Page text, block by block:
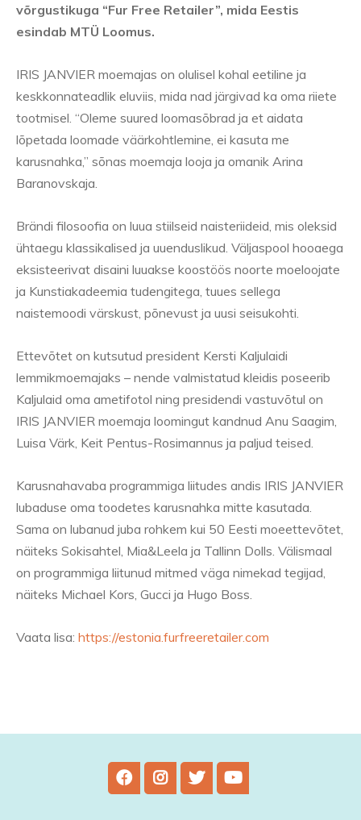
võrgustikuga “Fur Free Retailer”, mida Eestis
esindab MTÜ Loomus.
IRIS JANVIER moemajas on olulisel kohal eetiline ja
keskkonnateadlik eluviis, mida nad järgivad ka oma riiete
tootmisel. “Oleme suured loomasõbrad ja et aidata
lõpetada loomade väärkohtlemine, ei kasuta me
karusnahka,” sõnas moemaja looja ja omanik Arina
Baranovskaja.
Brändi filosoofia on luua stiilseid naisteriideid, mis oleksid
ühtaegu klassikalised ja uuenduslikud. Väljaspool hooaega
eksisteerivat disaini luuakse koostöös noorte moeloojate
ja Kunstiakadeemia tudengitega, tuues sellega
naistemoodi värskust, põnevust ja uusi seisukohti.
Ettevõtet on kutsutud president Kersti Kaljulaidi
lemmikmoemajaks – nende valmistatud kleidis poseerib
Kaljulaid oma ametifotol ning presidendi vastuvõtul on
IRIS JANVIER moemaja loomingut kandnud Anu Saagim,
Luisa Värk, Keit Pentus-Rosimannus ja paljud teised.
Karusnahavaba programmiga liitudes andis IRIS JANVIER
lubaduse oma toodetes karusnahka mitte kasutada.
Sama on lubanud juba rohkem kui 50 Eesti moeettevõtet,
näiteks Sokisahtel, Mia&Leela ja Tallinn Dolls. Välismaal
on programmiga liitunud mitmed väga nimekad tegijad,
näiteks Michael Kors, Gucci ja Hugo Boss.
Vaata lisa: https://estonia.furfreeretailer.com